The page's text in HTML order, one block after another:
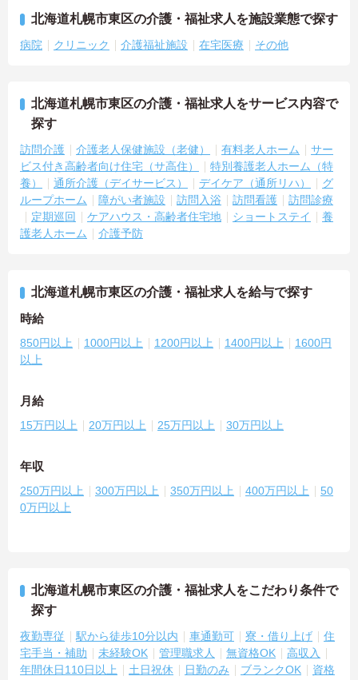
北海道札幌市東区の介護・福祉求人を施設業態で探す
病院 クリニック 介護福祉施設 在宅医療 その他
北海道札幌市東区の介護・福祉求人をサービス内容で
探す
訪問介護 介護老人保健施設（老健） 有料老人ホーム
サー
ビス付き高齢者向け住宅（サ高住）
特別養護老人ホーム（特
養）
通所介護（デイサービス） デイケア（通所リハ）
グ
ループホーム
障がい者施設 訪問入浴 訪問看護
訪問診療
定期巡回
ケアハウス・高齢者住宅地 ショートステイ
養
護老人ホーム
介護予防
北海道札幌市東区の介護・福祉求人を給与で探す
時給
850円以上 1000円以上 1200円以上 1400円以上
1600円
以上
月給
15万円以上 20万円以上 25万円以上 30万円以上
年収
250万円以上 300万円以上 350万円以上 400万円以上
50
0万円以上
北海道札幌市東区の介護・福祉求人をこだわり条件で
探す
夜勤専従 駅から徒歩10分以内 車通勤可 寮・借り上げ
住
宅手当・補助
未経験OK 管理職求人 無資格OK
高収入
年間休日110日以上
土日祝休 日勤のみ ブランクOK
資格